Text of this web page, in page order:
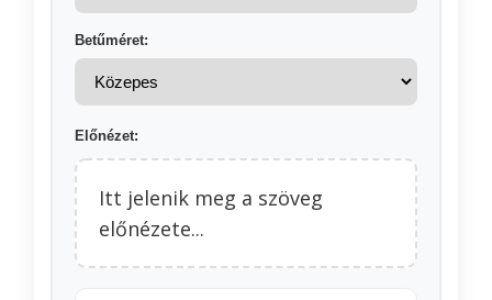
Betűméret:
Előnézet:
Itt jelenik meg a szöveg
előnézete...